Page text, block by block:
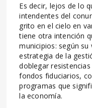
Es decir, lejos de lo
intendentes del
grito en el cielo en
tiene otra intención
municipios: según
estrategia de la
doblegar
fondos fiduciarios,
programas que
la economía.